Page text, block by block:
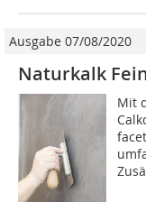
Ausgabe 07/08/2020
Naturkalk
Mit